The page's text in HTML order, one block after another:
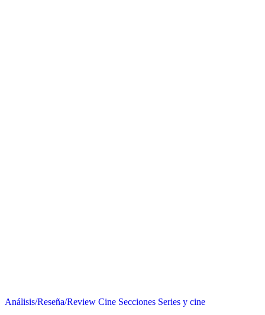
Análisis/Reseña/Review Cine Secciones Series y cine